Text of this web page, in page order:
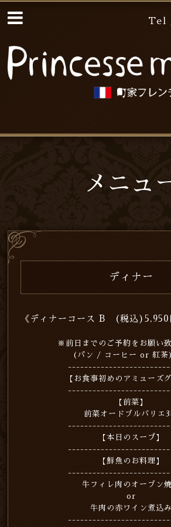
Tel
メニュ
ディナー
《ディナーコース B (税込)5,950
※前日までのご予約をお願い
(パン / コーヒー or 紅茶
【お食事初めのアミューズ
【前菜】
前菜オードブルバリエ
【本日のスープ】
【鮮魚のお料理】
牛フィレ肉のオーブン
or
牛肉の赤ワイン煮込み